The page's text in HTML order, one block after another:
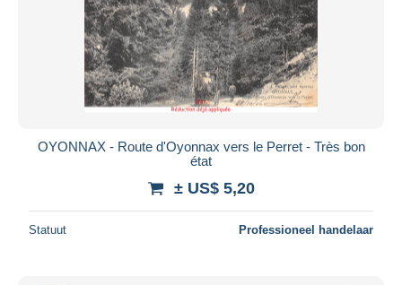
OYONNAX - Route d'Oyonnax vers le Perret - Très bon
état
± US$ 5,20
Statuut Professioneel handelaar